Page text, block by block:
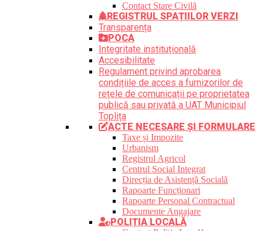
Contact Stare Civilă
REGISTRUL SPAȚIILOR VERZI
Transparența
POCA
Integritate instituțională
Accesibilitate
Regulament privind aprobarea
condițiile de acces a furnizorilor de
rețele de comunicații pe proprietatea
publică sau privată a UAT Municipiul
Toplița
ACTE NECESARE ȘI FORMULARE
Taxe și Impozite
Urbanism
Registrul Agricol
Centrul Social Integrat
Direcția de Asistență Socială
Rapoarte Funcționari
Rapoarte Personal Contractual
Documente Angajare
POLIȚIA LOCALĂ